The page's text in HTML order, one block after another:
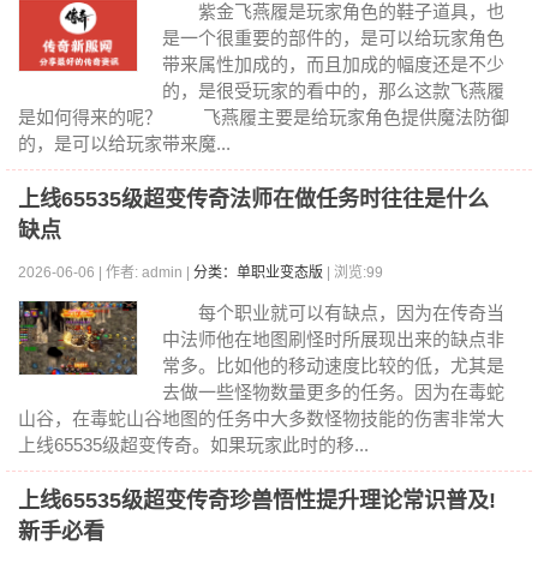
紫金飞燕履是玩家角色的鞋子道具，也
是一个很重要的部件的，是可以给玩家角色
带来属性加成的，而且加成的幅度还是不少
的，是很受玩家的看中的，那么这款飞燕履
是如何得来的呢？ 飞燕履主要是给玩家角色提供魔法防御
的，是可以给玩家带来魔...
上线65535级超变传奇法师在做任务时往往是什么
缺点
2026-06-06 | 作者: admin | 分类：单职业变态版 | 浏览:99
每个职业就可以有缺点，因为在传奇当
中法师他在地图刷怪时所展现出来的缺点非
常多。比如他的移动速度比较的低，尤其是
去做一些怪物数量更多的任务。因为在毒蛇
山谷，在毒蛇山谷地图的任务中大多数怪物技能的伤害非常大
上线65535级超变传奇。如果玩家此时的移...
上线65535级超变传奇珍兽悟性提升理论常识普及!
新手必看